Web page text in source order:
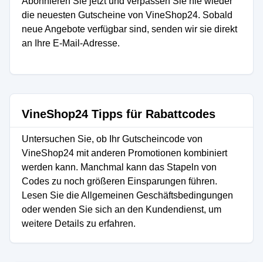
die neuesten Gutscheine von VineShop24. Sobald
neue Angebote verfügbar sind, senden wir sie direkt
an Ihre E-Mail-Adresse.
VineShop24 Tipps für Rabattcodes
Untersuchen Sie, ob Ihr Gutscheincode von
VineShop24 mit anderen Promotionen kombiniert
werden kann. Manchmal kann das Stapeln von
Codes zu noch größeren Einsparungen führen.
Lesen Sie die Allgemeinen Geschäftsbedingungen
oder wenden Sie sich an den Kundendienst, um
weitere Details zu erfahren.